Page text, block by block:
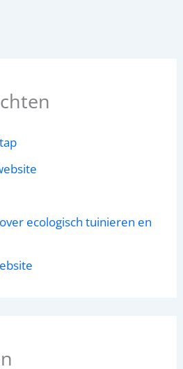
ecologisch tuinieren en